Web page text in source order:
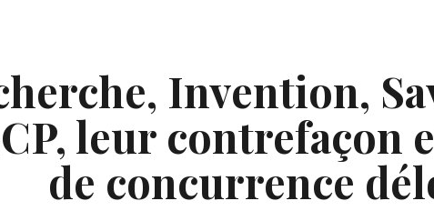
Invention,
leur contrefaçon
de concurrence